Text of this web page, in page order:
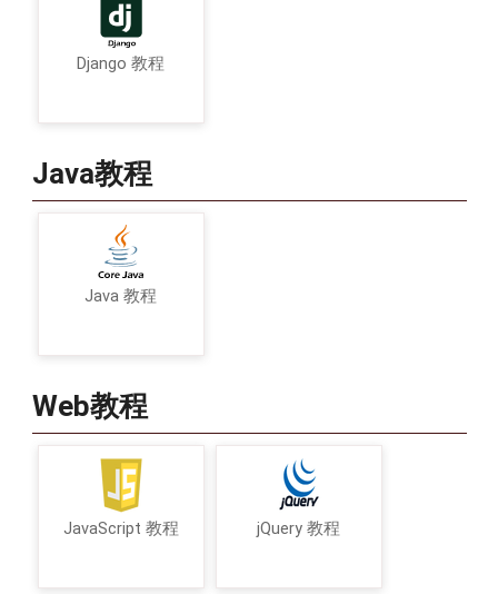
Django 教程
Java教程
Java 教程
Web教程
JavaScript 教程 jQuery 教程